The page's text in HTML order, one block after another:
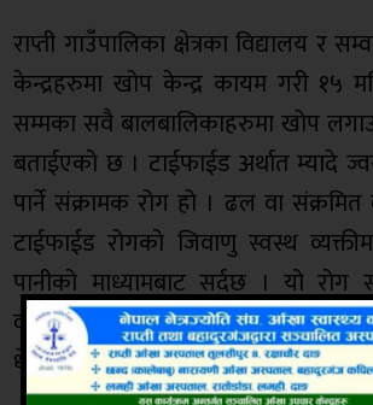
राप्ती गाउँपालिका क्षेत्रका विद्यालय र
केन्द्रहरुमा खोप केन्द्र कायम गरी १५
सम्मका सवै बालबालिकाहरुमा खोप
बताईएको छ । टाईफाईड अर्थात म्यादे
पार्ने संक्रामक रोग हो । ढल वा संक्रमित
टाईफाईड रोगको जिवाणु स्वस्थ
पानीको माध्यामबाट सर्दछ । यो
व्यक्तीहरुमा लाग्ने भएपनि १५ वर्ष
धेरै हुने गरेको तथ्याँकले देखाएको छ ।